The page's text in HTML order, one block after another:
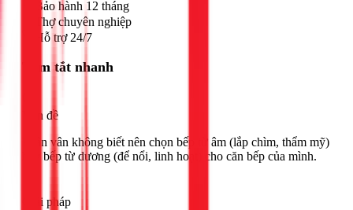
Bảo hành 12 tháng
Thợ chuyên nghiệp
Hỗ trợ 24/7
Tóm tắt nhanh
Vấn đề
Phân vân không biết nên chọn bếp từ âm (lắp chìm, thẩm mỹ)
hay bếp từ dương (để nổi, linh hoạt) cho căn bếp của mình.
Giải pháp